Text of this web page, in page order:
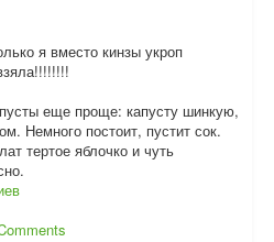
я вместо кинзы укроп
еще проще: капусту шинкую,
Немного постоит, пустит сок.
тертое яблочко и чуть